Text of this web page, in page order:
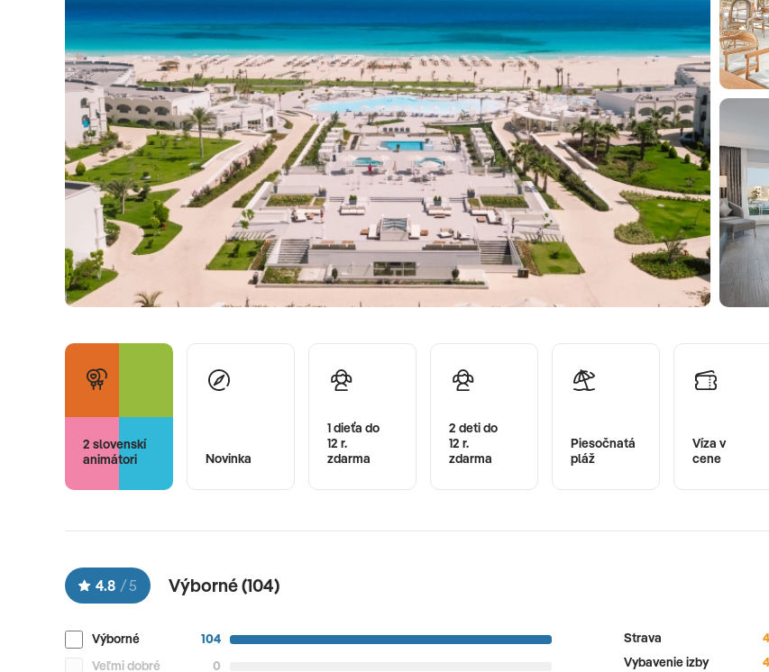
2 slovenskí
animátori
Novinka
1 dieťa do
12 r.
zdarma
2 deti do
12 r.
zdarma
Piesočnatá
pláž
Víza v
cene
4.8 /5 Výborné (104)
Výborné
104
Veľmi dobré
0
Strava
Vybavenie izby